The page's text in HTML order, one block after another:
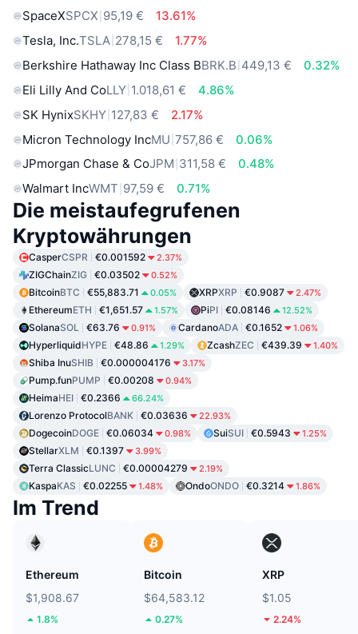
SpaceXSPCX 95,19 €
13.61%
Tesla, Inc.TSLA 278,15 €
1.77%
Berkshire Hathaway Inc Class BBRK.B 449,13 €
0.32%
Eli Lilly And CoLLY 1.018,61 €
4.86%
SK HynixSKHY 127,83 €
2.17%
Micron Technology IncMU 757,86 €
0.06%
JPmorgan Chase & CoJPM 311,58 €
0.48%
Walmart IncWMT 97,59 € 0.71%
Die meistaufegrufenen
Kryptowährungen
CasperCSPR €0.001592 2.37%
ZIGChainZIG €0.03502 0.52%
BitcoinBTC €55,883.71 0.05% XRPXRP €0.9087 2.47%
EthereumETH €1,651.57 1.57% PiPI €0.08146 12.52%
SolanaSOL €63.76 0.91% CardanoADA €0.1652 1.06%
HyperliquidHYPE €48.86 1.29% ZcashZEC €439.39 1.40%
Shiba InuSHIB €0.000004176 3.17%
Pump.funPUMP €0.00208 0.94%
HeimaHEI €0.2366 66.24%
Lorenzo ProtocolBANK €0.03636 22.93%
DogecoinDOGE €0.06034 0.98% SuiSUI €0.5943 1.25%
StellarXLM €0.1397 3.99%
Terra ClassicLUNC €0.00004279 2.19%
KaspaKAS €0.02255 1.48% OndoONDO €0.3214 1.86%
Im Trend
Ethereum
$1,908.67
1.8%
Bitcoin
$64,583.12
0.27%
XRP
$1.05
2.24%